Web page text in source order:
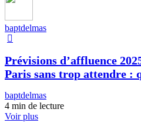
baptdelmas
Prévisions d’affluence
Paris sans trop attendre :
baptdelmas
4 min de lecture
Voir plus